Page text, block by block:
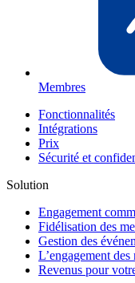
Membres
Fonctionnalités
Intégrations
Prix
Sécurité et
Solution
Engagement
Fidélisation des
Gestion des
L’engagement des
Revenus pour